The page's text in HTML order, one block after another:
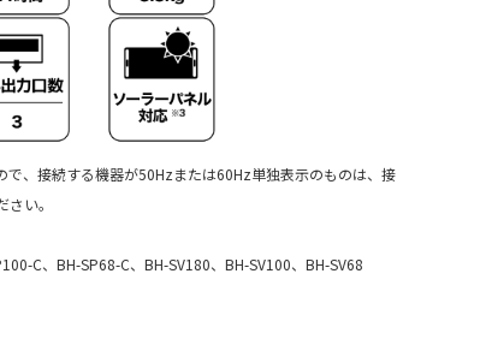
、接続する機器が50Hzまたは60Hz単独表示のものは、接
い。
C、BH-SP68-C、BH-SV180、BH-SV100、BH-SV68